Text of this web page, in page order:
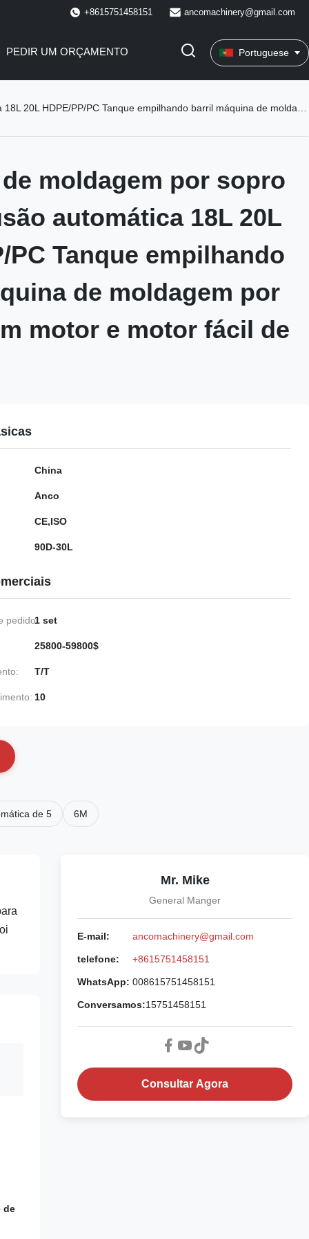
+8615751458151 ancomachinery@gmail.com
PEDIR UM ORÇAMENTO Portuguese
empilhando barril máquina de moldagem por sopro com motor e motor fácil de operar
moldagem por sopro
automática 18L 20L
PC Tanque empilhando
de moldagem por
motor e motor fácil de
China
Anco
CE,ISO
90D-30L
pedido:1 set
25800-59800$
T/T
10
de 5 6M
de
Mr. Mike
General Manger
E-mail: ancomachinery@gmail.com
telefone: +8615751458151
WhatsApp: 008615751458151
Conversamos:15751458151
Consultar Agora